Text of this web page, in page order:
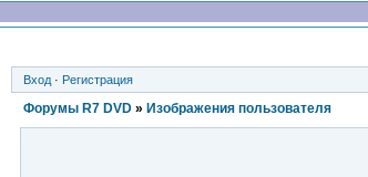
Вход · Регистрация
Форумы R7 DVD » Изображения пользователя